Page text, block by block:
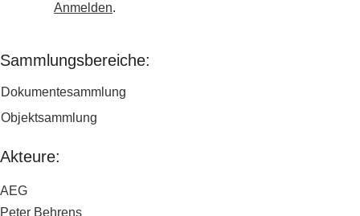
Anmelden.
Sammlungsbereiche:
Dokumentesammlung
Objektsammlung
Akteure:
AEG
Peter Behrens